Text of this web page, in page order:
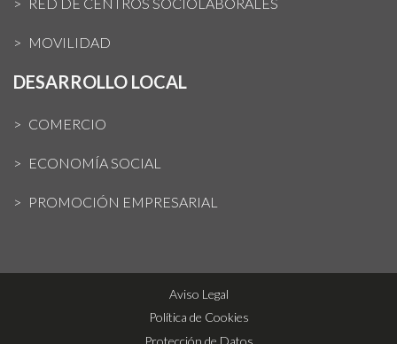
MOVILIDAD
DESARROLLO LOCAL
COMERCIO
ECONOMÍA SOCIAL
PROMOCIÓN EMPRESARIAL
Aviso Legal
Política de Cookies
Protección de Datos